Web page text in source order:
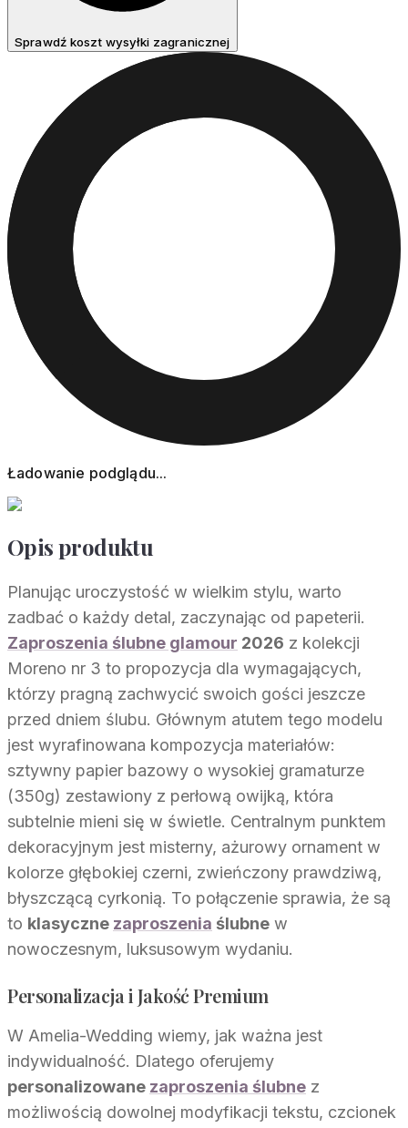
Sprawdź koszt wysyłki zagranicznej
Ładowanie podglądu...
Opis produktu
Planując uroczystość w wielkim stylu, warto
zadbać o każdy detal, zaczynając od papeterii.
Zaproszenia ślubne glamour 2026 z kolekcji
Moreno nr 3 to propozycja dla wymagających,
którzy pragną zachwycić swoich gości jeszcze
przed dniem ślubu. Głównym atutem tego modelu
jest wyrafinowana kompozycja materiałów:
sztywny papier bazowy o wysokiej gramaturze
(350g) zestawiony z perłową owijką, która
subtelnie mieni się w świetle. Centralnym punktem
dekoracyjnym jest misterny, ażurowy ornament w
kolorze głębokiej czerni, zwieńczony prawdziwą,
błyszczącą cyrkonią. To połączenie sprawia, że są
to klasyczne zaproszenia ślubne w
nowoczesnym, luksusowym wydaniu.
Personalizacja i Jakość Premium
W Amelia-Wedding wiemy, jak ważna jest
indywidualność. Dlatego oferujemy
personalizowane zaproszenia ślubne z
możliwością dowolnej modyfikacji tekstu, czcionek